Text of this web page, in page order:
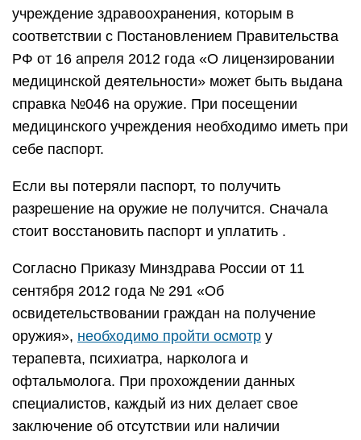
учреждение здравоохранения, которым в
соответствии с Постановлением Правительства
РФ от 16 апреля 2012 года «О лицензировании
медицинской деятельности» может быть выдана
справка №046 на оружие. При посещении
медицинского учреждения необходимо иметь при
себе паспорт.
Если вы потеряли паспорт, то получить
разрешение на оружие не получится. Сначала
стоит восстановить паспорт и уплатить .
Согласно Приказу Минздрава России от 11
сентября 2012 года № 291 «Об
освидетельствовании граждан на получение
оружия», необходимо пройти осмотр у
терапевта, психиатра, нарколога и
офтальмолога. При прохождении данных
специалистов, каждый из них делает свое
заключение об отсутствии или наличии